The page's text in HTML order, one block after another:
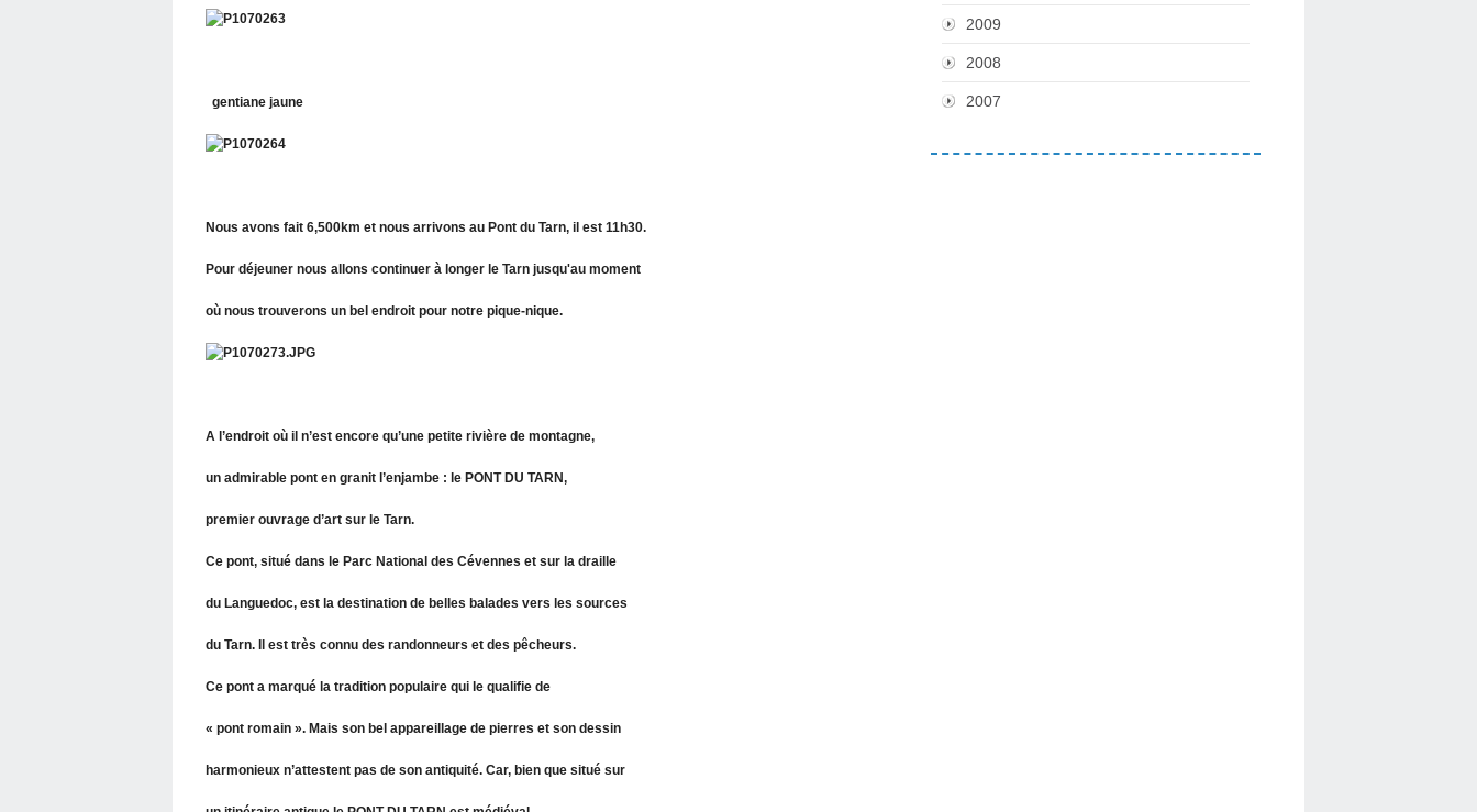
gentiane jaune
Nous avons fait 6,500km et nous arrivons au Pont du Tarn, il est 11h30.
Pour déjeuner nous allons continuer à longer le Tarn jusqu'au moment
où nous trouverons un bel endroit pour notre pique-nique.
A l’endroit où il n’est encore qu’une petite rivière de montagne,
un admirable pont en granit l’enjambe : le PONT DU TARN,
premier ouvrage d’art sur le Tarn.
Ce pont, situé dans le Parc National des Cévennes et sur la draille
du Languedoc, est la destination de belles balades vers les sources
du Tarn. Il est très connu des randonneurs et des pêcheurs.
Ce pont a marqué la tradition populaire qui le qualifie de
« pont romain ». Mais son bel appareillage de pierres et son dessin
harmonieux n’attestent pas de son antiquité. Car, bien que situé sur
2009
2008
2007